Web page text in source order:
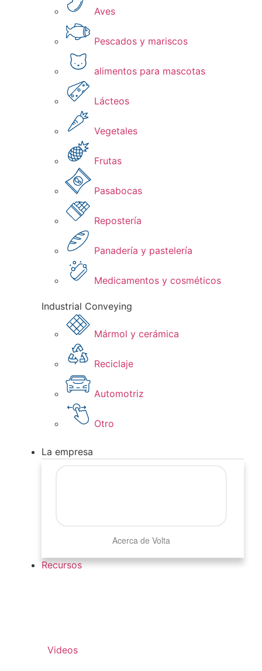
Aves
Pescados y mariscos​
alimentos para mascotas
Lácteos​
Vegetales
Frutas​
Pasabocas
Repostería​
Panadería y pastelería​
Medicamentos y cosméticos​
Industrial Conveying
Mármol y cerámica
Reciclaje
Automotriz
Otro
La empresa
Acerca de Volta
Recursos
Videos